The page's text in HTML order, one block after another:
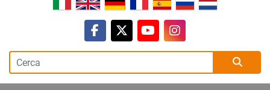
facebook
twitteryoutubeinstagram